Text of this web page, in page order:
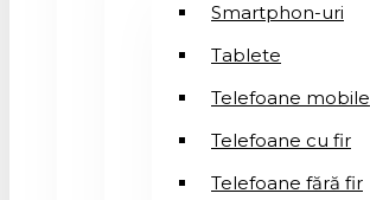
Smartphon-uri
Tablete
Telefoane mobile
Telefoane cu fir
Telefoane fără fir